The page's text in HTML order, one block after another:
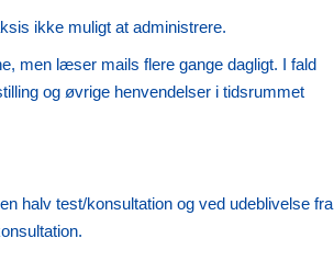
ikke muligt at administrere.
men læser mails flere gange dagligt. I fald
og øvrige henvendelser i tidsrummet
halv test/konsultation og ved udeblivelse fra